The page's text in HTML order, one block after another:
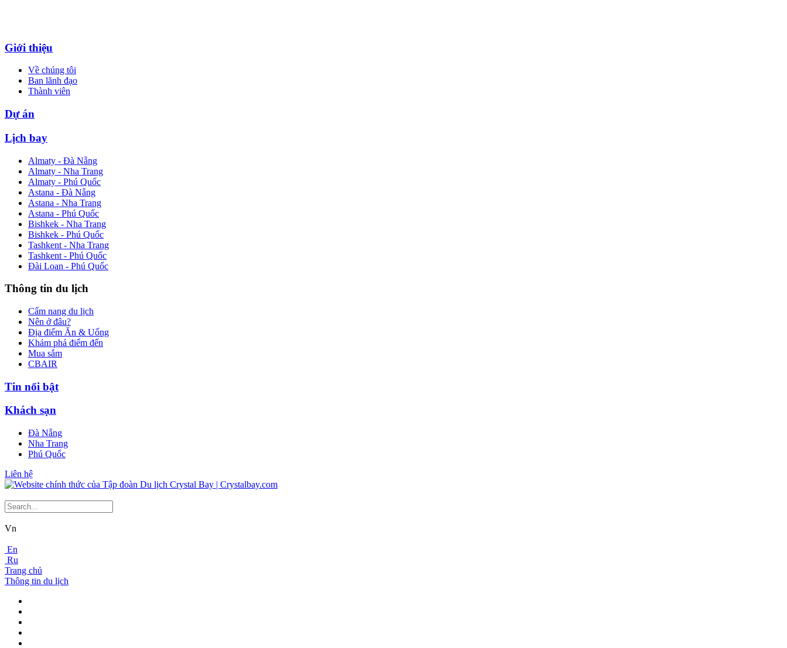
Giới thiệu
Về chúng tôi
Ban lãnh đạo
Thành viên
Dự án
Lịch bay
Almaty - Đà Nẵng
Almaty - Nha Trang
Almaty - Phú Quốc
Astana - Đà Nẵng
Astana - Nha Trang
Astana - Phú Quốc
Bishkek - Nha Trang
Bishkek - Phú Quốc
Tashkent - Nha Trang
Tashkent - Phú Quốc
Đài Loan - Phú Quốc
Thông tin du lịch
Cẩm nang du lịch
Nên ở đâu?
Địa điểm Ăn & Uống
Khám phá điểm đến
Mua sắm
CBAIR
Tin nổi bật
Khách sạn
Đà Nẵng
Nha Trang
Phú Quốc
Liên hệ
Vn
En
Ru
Trang chủ
Thông tin du lịch